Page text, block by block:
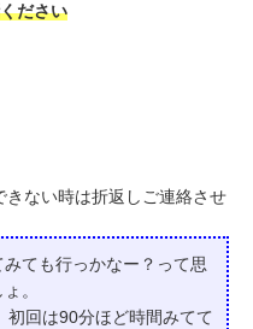
ださい
ない時は折返しご連絡させ
ても行っかなー？って思
。
初回は90分ほど時間みてて